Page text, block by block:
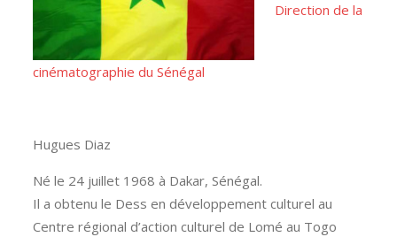
Direction de la
cinématographie du Sénégal
Hugues Diaz
Né le 24 juillet 1968 à Dakar, Sénégal.
Il a obtenu le Dess en développement culturel au
Centre régional d’action culturel de Lomé au Togo